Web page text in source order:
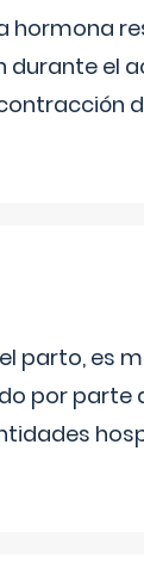
hormona
el
parto, es
por parte